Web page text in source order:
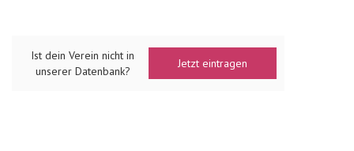
Ist dein Verein nicht in
unserer Datenbank?
Jetzt eintragen